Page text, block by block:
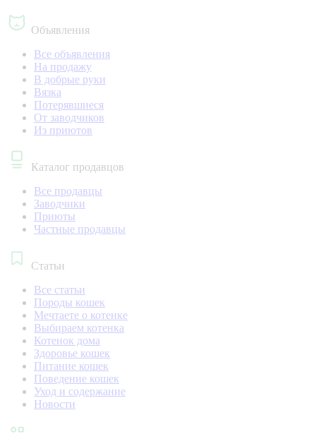
Объявления
Все объявления
На продажу
В добрые руки
Вязка
Потерявшиеся
От заводчиков
Из приютов
Каталог продавцов
Все продавцы
Заводчики
Приюты
Частные продавцы
Статьи
Все статьи
Породы кошек
Мечтаете о котенке
Выбираем котенка
Котенок дома
Здоровье кошек
Питание кошек
Поведение кошек
Уход и содержание
Новости